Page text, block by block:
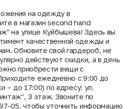
на одежду в
в магазин second hand
на улице Куйбышева! Здесь вы
качественной одежды и
Обновите свой гардероб, не
действуют скидки, а в день
приобрести вещи с
ежедневно с 9:00 до
– до 17:00) по адресу: ул.
3 этаж. Звоните по
05, чтобы уточнить информацию